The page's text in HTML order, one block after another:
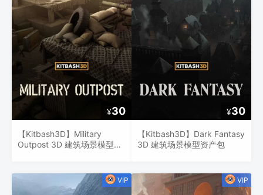
¥30
【Kitbash3D】Military
Outpost 3D 建筑场景模型资
¥30
【Kitbash3D】Dark Fantasy
3D 建筑场景模型资产包